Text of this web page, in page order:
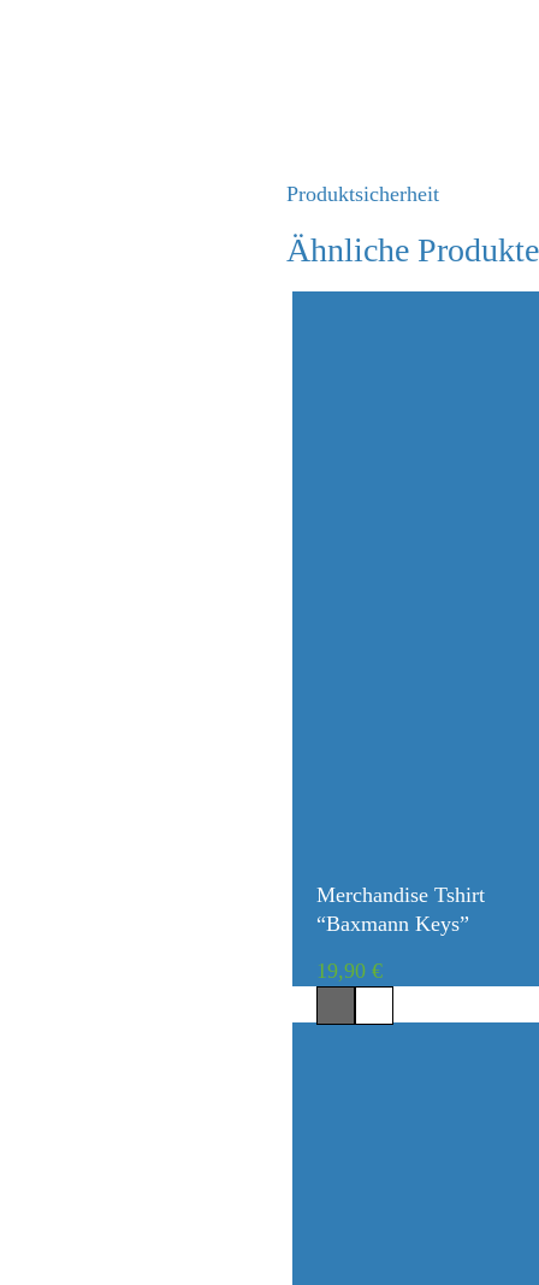
Produktsicherheit
Ähnliche Produkte
Merchandise Tshirt
“Baxmann Keys”
19,90 €